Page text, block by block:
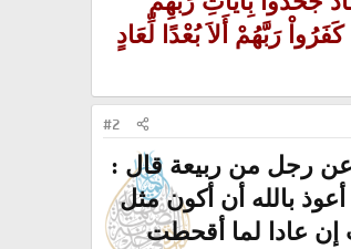
رَبَّهُمْ أَلاَ بُعْدًا لِّعَادٍ
#2
عن رجل من ربيعة قال :
بالله أن أكون مثل
إن عادا لما أقحطت